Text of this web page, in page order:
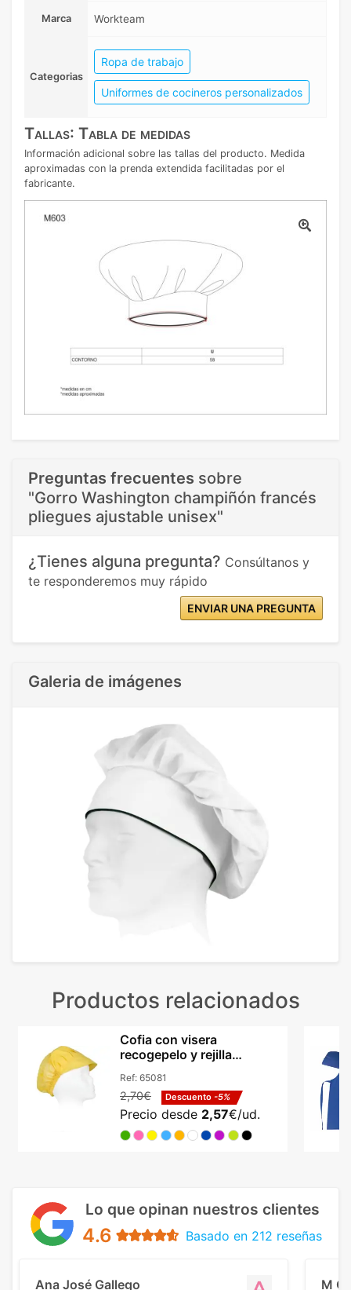
Marca Workteam
Categorias
Ropa de trabajo
Uniformes de cocineros personalizados
Tallas: Tabla de medidas
Información adicional sobre las tallas del producto. Medida
aproximadas con la prenda extendida facilitadas por el
fabricante.
Preguntas frecuentes sobre
"Gorro Washington champiñón francés
pliegues ajustable unisex"
¿Tienes alguna pregunta? Consúltanos y
te responderemos muy rápido
ENVIAR UNA PREGUNTA
Galeria de imágenes
Productos relacionados
Cofia con visera
recogepelo y rejilla
Ref: 65081
2,70€ Descuento -5%
Precio desde 2,57€/ud.
Lo que opinan nuestros clientes
4.6 Basado en 212 reseñas
Ana José Gallego M C